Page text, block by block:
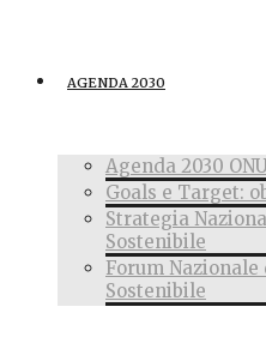
AGENDA 2030
Agenda 2030
Goals e Target:
Strategia
Sostenibile
Forum
Sostenibile